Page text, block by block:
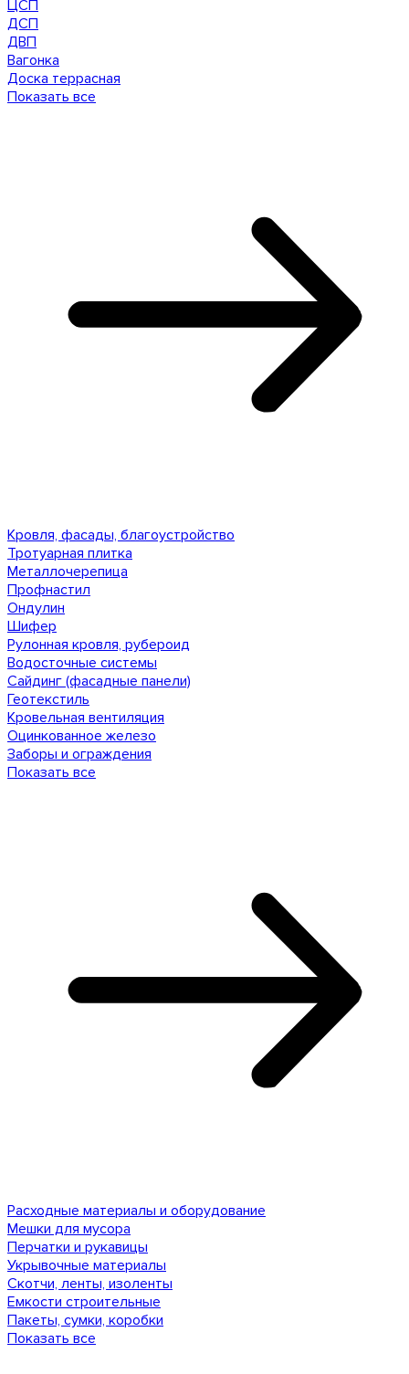
ЦСП
ДСП
ДВП
Вагонка
Доска террасная
Показать все
Кровля, фасады, благоустройство
Тротуарная плитка
Металлочерепица
Профнастил
Ондулин
Шифер
Рулонная кровля, рубероид
Водосточные системы
Сайдинг (фасадные панели)
Геотекстиль
Кровельная вентиляция
Оцинкованное железо
Заборы и ограждения
Показать все
Расходные материалы и оборудование
Мешки для мусора
Перчатки и рукавицы
Укрывочные материалы
Скотчи, ленты, изоленты
Емкости строительные
Пакеты, сумки, коробки
Показать все